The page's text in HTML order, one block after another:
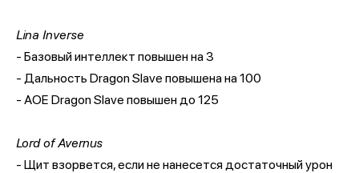
Lina Inverse
- Базовый интеллект повышен на 3
- Дальность Dragon Slave повышена на 100
- АОЕ Dragon Slave повышен до 125
Lord of Avernus
- Щит взорвется, если не нанесется достаточный урон